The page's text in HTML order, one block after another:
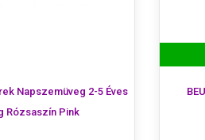
Napszemüveg 2-5 Éves
Rózsaszín Pink